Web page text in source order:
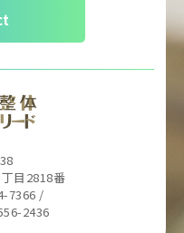
目2818番
7366 /
2436